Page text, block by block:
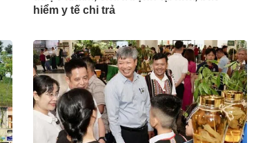
hiểm y tế chi trả